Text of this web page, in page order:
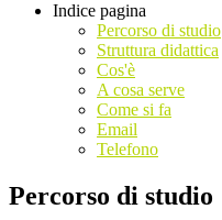
Indice pagina
Percorso di studio
Struttura didattica
Cos'è
A cosa serve
Come si fa
Email
Telefono
Percorso di studio